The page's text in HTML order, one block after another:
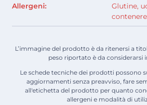
Allergeni:
Glutine,
L’immagine del prodotto è da ritenersi a
peso riportato è da considerarsi
Le schede tecniche dei prodotti possono
aggiornamenti senza preavviso, fare
all'etichetta del prodotto per quanto
allergeni e modalità di